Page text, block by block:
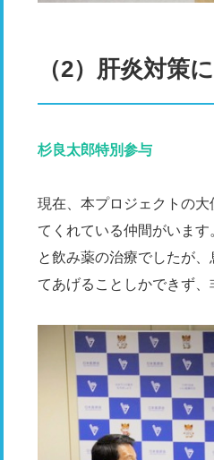
（2）肝炎対策
杉良太郎特別参与
現在、本プロジェクトの大
てくれている仲間がいま
と飲み薬の治療でしたが
てあげることしかできず